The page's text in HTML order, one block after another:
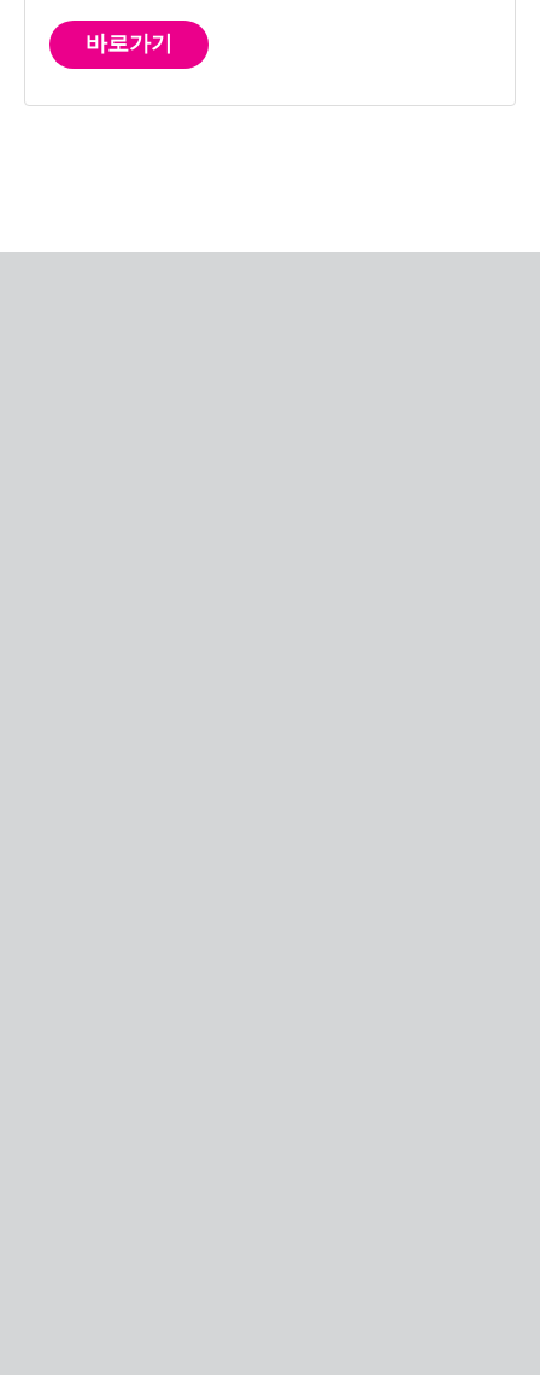
바로가기